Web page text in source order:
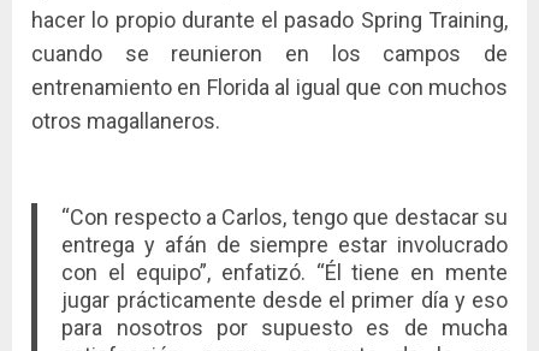
hacer lo propio durante el pasado Spring Training,
cuando se reunieron en los campos de
entrenamiento en Florida al igual que con muchos
otros magallaneros.
“Con respecto a Carlos, tengo que destacar su
entrega y afán de siempre estar involucrado
con el equipo”, enfatizó. “Él tiene en mente
jugar prácticamente desde el primer día y eso
para nosotros por supuesto es de mucha